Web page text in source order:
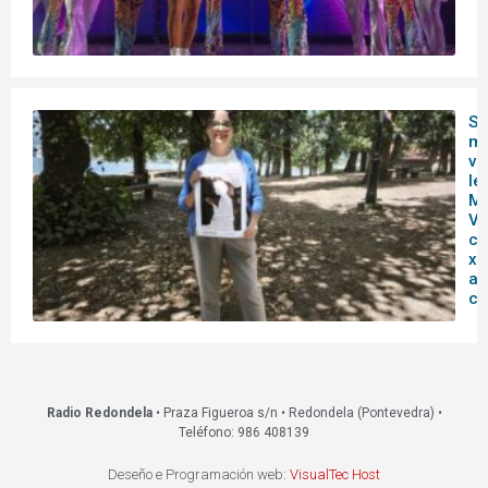
Radio Redondela• Praza Figueroa s/n • Redondela (Pontevedra) •
Teléfono: 986 408139
Deseño e Programación web: VisualTec Host